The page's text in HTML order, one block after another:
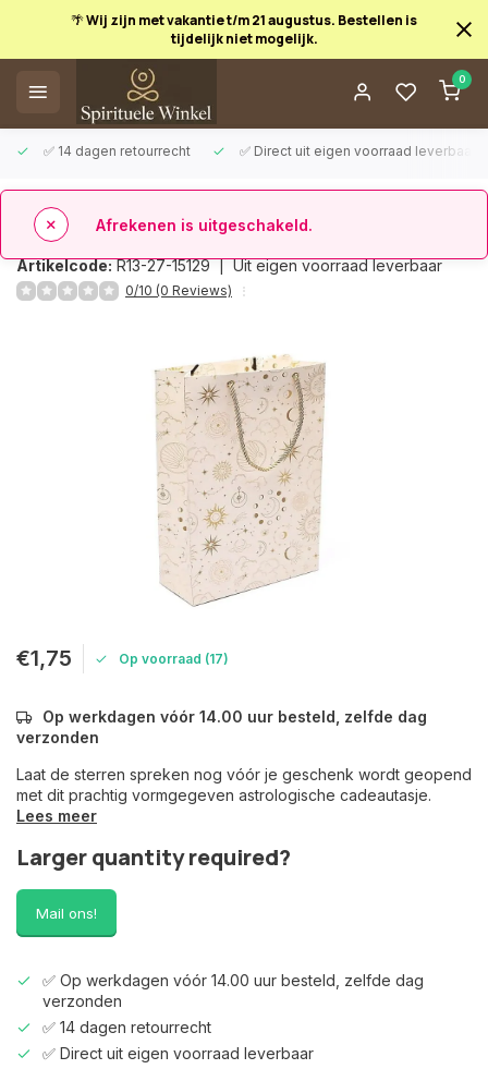
🌴 Wij zijn met vakantie t/m 21 augustus. Bestellen is
tijdelijk niet mogelijk.
0
✅ 14 dagen retourrecht ✅ Direct uit eigen voorraad leverbaar
Afrekenen is uitgeschakeld.
Cadeautasje astrologie
Artikelcode:R13-27-15129 |Uit eigen voorraad leverbaar
0/10 (0 Reviews)
€1,75 Op voorraad (17)
Op werkdagen vóór 14.00 uur besteld, zelfde dag
verzonden
Laat de sterren spreken nog vóór je geschenk wordt geopend
met dit prachtig vormgegeven astrologische cadeautasje.
Lees meer
Larger quantity required?
Mail ons!
✅ Op werkdagen vóór 14.00 uur besteld, zelfde dag
verzonden
✅ 14 dagen retourrecht
✅ Direct uit eigen voorraad leverbaar